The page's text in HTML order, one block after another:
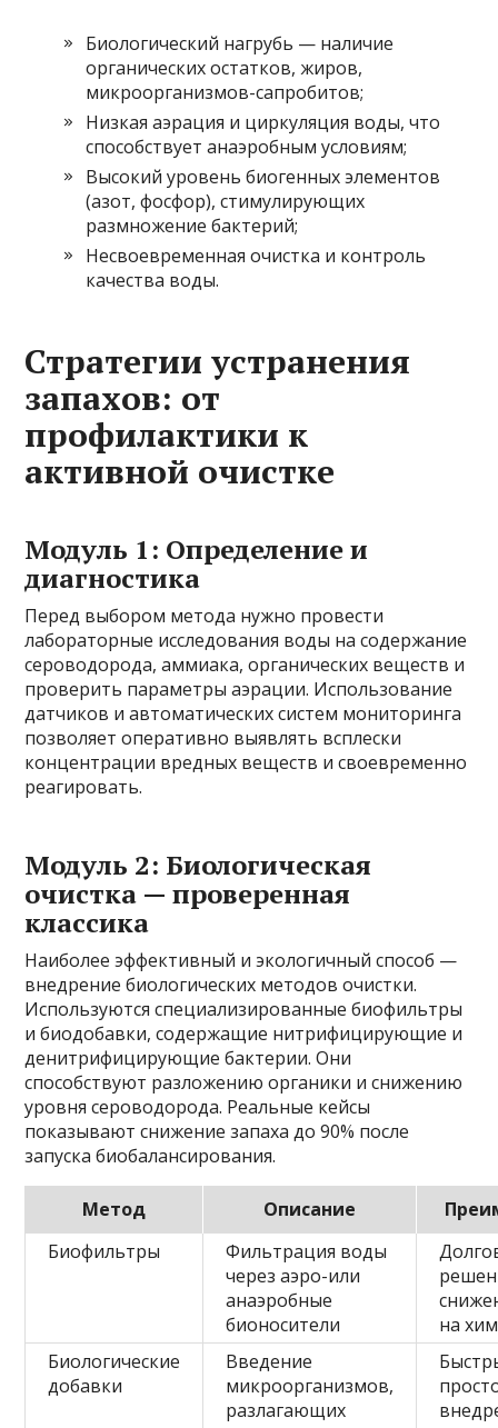
Биологический нагрубь — наличие
органических остатков, жиров,
микроорганизмов-сапробитов;
Низкая аэрация и циркуляция воды, что
способствует анаэробным условиям;
Высокий уровень биогенных элементов
(азот, фосфор), стимулирующих
размножение бактерий;
Несвоевременная очистка и контроль
качества воды.
Стратегии устранения
запахов: от
профилактики к
активной очистке
Модуль 1: Определение и
диагностика
Перед выбором метода нужно провести
лабораторные исследования воды на содержание
сероводорода, аммиака, органических веществ и
проверить параметры аэрации. Использование
датчиков и автоматических систем мониторинга
позволяет оперативно выявлять всплески
концентрации вредных веществ и своевременно
реагировать.
Модуль 2: Биологическая
очистка — проверенная
классика
Наиболее эффективный и экологичный способ —
внедрение биологических методов очистки.
Используются специализированные биофильтры
и биодобавки, содержащие нитрифицирующие и
денитрифицирующие бактерии. Они
способствуют разложению органики и снижению
уровня сероводорода. Реальные кейсы
показывают снижение запаха до 90% после
запуска биобалансирования.
Метод Описание
Биофильтры
Фильтрация воды
через аэро-или
анаэробные
бионосители
на
Биологические
добавки
Введение
микроорганизмов,
разлагающих